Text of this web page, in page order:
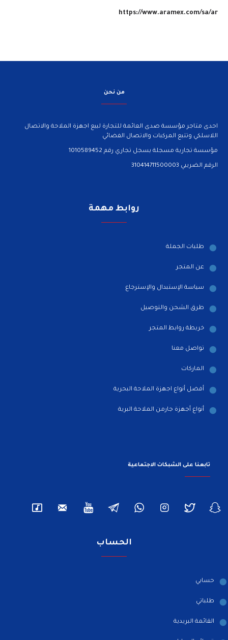
https://www.aramex.com/sa/ar
من نحن
احدى متاجر مؤسسة صدى العائمة للتجارة لبيع اجهزة الملاحة والاتصال
اللاسلكي وتتبع المركبات والاتصال الفضائي
مؤسسة تجارية مسجلة بسجل تجاري رقم 1010589452
الرقم الضريبي 310414711500003
روابط مهمة
طلبات الجملة
عن المتجر
سياسة الإستبدال والإسترجاع
طرق الشحن والتوصيل
خريطة روابط المتجر
تواصل معنا
الماركات
أفضل أنواع اجهزة الملاحة البحرية
أنواع أجهزة جارمن الملاحة البرية
تابعنا على الشبكات الاجتماعية
الحساب
حسابي
طلباتي
القائمة البريدية